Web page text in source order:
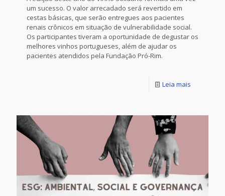
um sucesso. O valor arrecadado será revertido em
cestas básicas, que serão entregues aos pacientes
renais crônicos em situação de vulnerabilidade social.
Os participantes tiveram a oportunidade de degustar os
melhores vinhos portugueses, além de ajudar os
pacientes atendidos pela Fundação Pró-Rim.
Leia mais